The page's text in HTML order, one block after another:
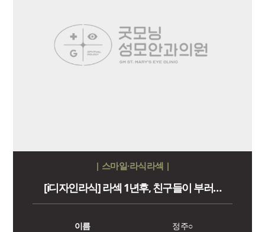
| 스마일·라식라섹 |
[i디자인라식] 라섹 1년후, 친구들이 부러…
이름
정주○